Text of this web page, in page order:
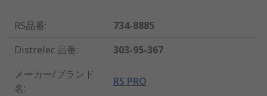
RS品番:
734-8885
Distrelec 品番:
303-95-367
メーカー/ブランド
名:
RS PRO